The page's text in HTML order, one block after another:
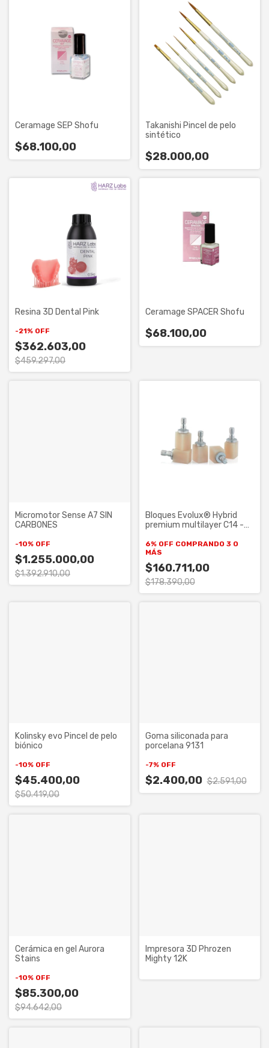
Ceramage SEP Shofu
$68.100,00
Takanishi Pincel de pelo
sintético
$28.000,00
Resina 3D Dental Pink
-21% OFF
$362.603,00
$459.297,00
Ceramage SPACER Shofu
$68.100,00
Micromotor Sense A7 SIN
CARBONES
-10% OFF
$1.255.000,00
$1.392.910,00
Bloques Evolux® Hybrid
premium multilayer C14 -
6% OFF COMPRANDO 3 O
MÁS
$160.711,00
$178.390,00
Kolinsky evo Pincel de pelo
biónico
-10% OFF
$45.400,00
$50.419,00
Goma siliconada para
porcelana 9131
-7% OFF
$2.400,00 $2.591,00
Cerámica en gel Aurora
Stains
-10% OFF
$85.300,00
$94.642,00
Impresora 3D Phrozen
Mighty 12K